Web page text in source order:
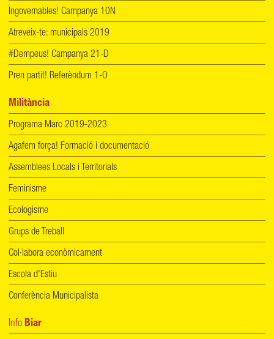
Ingovernables! Campanya 10N
Atreveix-te: municipals 2019
#Dempeus! Campanya 21-D
Pren partit! Referèndum 1-O
Militància
Programa Marc 2019-2023
Agafem força! Formació i documentació
Assemblees Locals i Territorials
Feminisme
Ecologisme
Grups de Treball
Col·labora econòmicament
Escola d'Estiu
Conferència Municipalista
Info Biar